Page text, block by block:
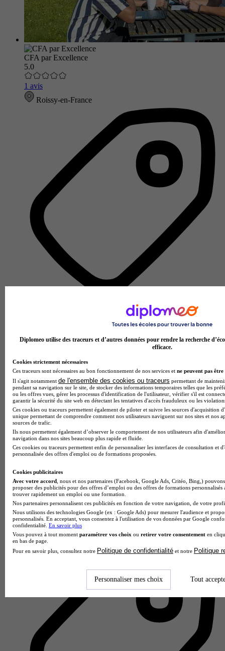
CFA par Excellence
5.0
1 avis
Roissy-en-France
ESG Immobilier - Paris
4.5
4 avis
Courbevoie
Diplomeo utilise des traceurs et d’autres données pour rendre la recherche
efficace.
Cookies strictement nécessaires
Ces traceurs sont nécessaires au bon fonctionnement de nos services et ne peuvent pas être
Il s'agit notamment de l'ensemble des cookies ou traceurs permettant de
pendant sa navigation sur le site, de stocker des informations temporaires telles que les
ou les offres vues, gérer les processus d'identification de l'utilisateur, vérifier s'il est
garantir la sécurité du site web en détectant les tentatives d'accès frauduleux ou les
Ces cookies ou traceurs permettent également de piloter et suivre les sources d'acquisition
unique permettant de comprendre comment nos utilisateurs naviguent sur nos sites et nos
sources de trafic.
Ils nous permettent également d’observer le comportement de nos utilisateurs afin
navigation dans nos sites beaucoup plus rapide et fluide.
Ces cookies ou traceurs permettent enfin de personnaliser les interfaces de consultation et
personnalisée des offres d'emploi ou de formations proposées.
Cookies publicitaires
Avec votre accord , nous et nos partenaires (Facebook, Google Ads, Critéo, Bing,)
proposer des publicités pour des offres d’emploi ou des offres de formations
trouver rapidement un emploi ou une formation.
Nos partenaires personnalisent ces publicités en fonction de votre navigation, de votre
Nous utilisons des technologies Google (ex : Google Ads) pour mesurer l'audience et
personnalisés. En acceptant, vous consentez à l'utilisation de vos données par Google
confidentialité. En savoir plus
Vous pouvez à tout moment paramétrer vos choix ou retirer votre consentement en
en bas de page.
Pour en savoir plus, consultez notre Politique de confidentialité et notre Politique
Personnaliser mes choix Tout